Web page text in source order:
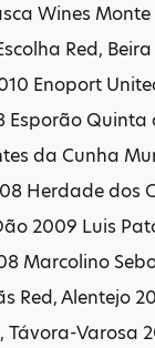
Wines
Red,
Enoport
Quinta
da Cunha
Herdade dos
2009 Luis
Marcolino
Red, Alentejo
Varosa